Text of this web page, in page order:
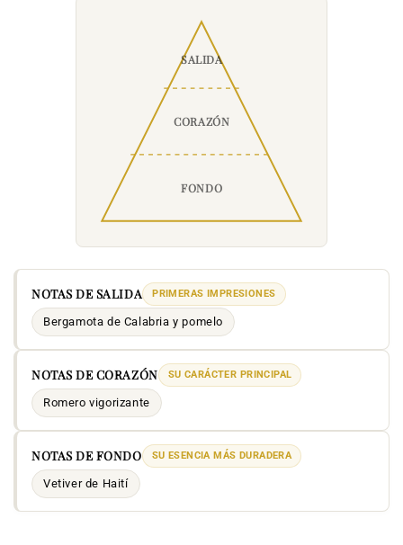
SALIDA
CORAZÓN
FONDO
NOTAS DE SALIDA PRIMERAS IMPRESIONES
Bergamota de Calabria y pomelo
NOTAS DE CORAZÓN SU CARÁCTER PRINCIPAL
Romero vigorizante
NOTAS DE FONDO SU ESENCIA MÁS DURADERA
Vetiver de Haití